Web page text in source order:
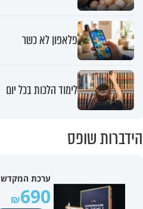
פלאפון לא כשר
לימוד הלכות בכל יום
הידברות שופס
ערכת המקדש
690